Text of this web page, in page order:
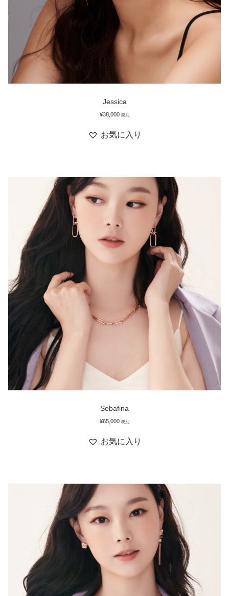
Jessica
¥38,000 税別
お気に入り
Sebafina
¥65,000 税別
お気に入り